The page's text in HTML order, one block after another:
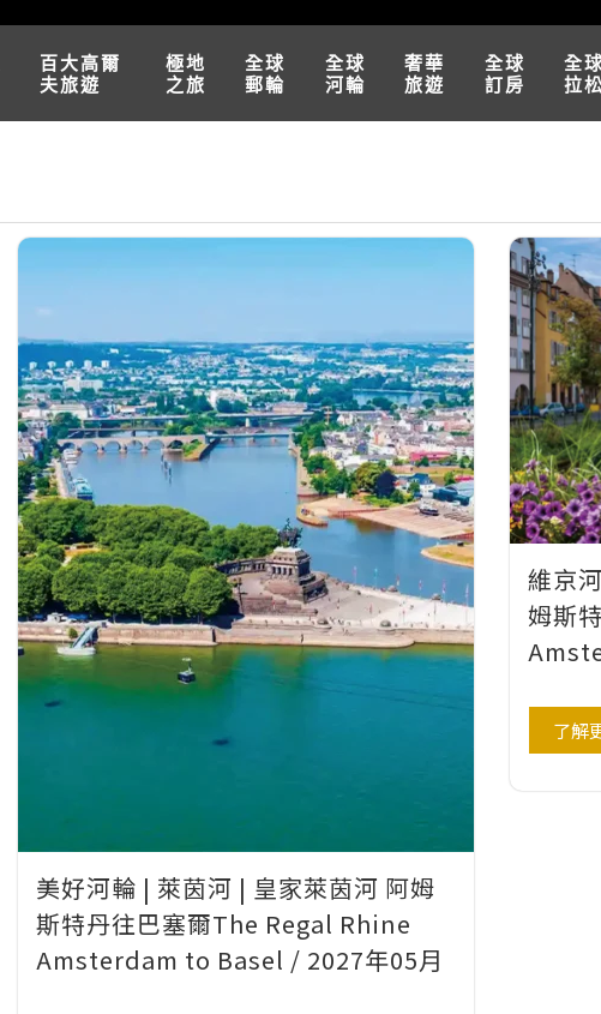
百大高爾
夫旅遊
極地
之旅
全球
郵輪
全球
河輪
奢華
旅遊
全球
訂房
全
拉
美好河輪 | 萊茵河 | 皇家萊茵河 阿姆
斯特丹往巴塞爾The Regal Rhine
Amsterdam to Basel / 2027年05月
維京
姆斯
了解